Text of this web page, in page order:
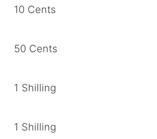
10 Cents
50 Cents
1 Shilling
1 Shilling